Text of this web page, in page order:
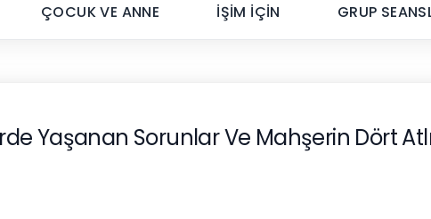
ÇOCUK VE ANNE İŞİM İÇİN GRUP
Yaşanan Sorunlar Ve Mahşerin Dört